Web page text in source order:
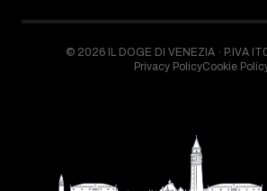
© 2026 IL DOGE DI VENEZIA · P.IVA
Privacy PolicyCookie